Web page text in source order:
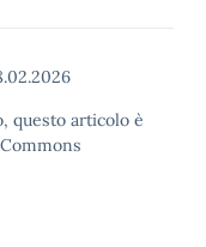
questo articolo è